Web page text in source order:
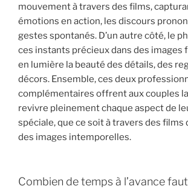
mouvement à travers des films,
émotions en action, les discours
gestes spontanés. D’un autre côté, le
ces instants précieux dans des images
en lumière la beauté des détails, des
décors. Ensemble, ces deux
complémentaires offrent aux couples
revivre pleinement chaque aspect de
spéciale, que ce soit à travers des films
des images intemporelles.
Combien de temps à l’avance